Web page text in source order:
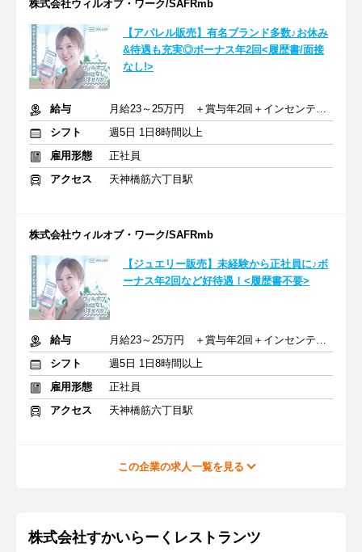
株式会社ウィルオブ・ワーク/SAFRmb
【アパレル販売】有名ブランド多数♪お休み
&待遇も充実◎ボーナス年2回<履歴書/面接
なし!>
給与
月給23～25万円 ＋賞与年2回＋インセンティブ＋交通費
シフト
週5日 1日8時間以上
雇用形態
正社員
アクセス
天神橋筋六丁目駅
株式会社ウィルオブ・ワーク/SAFRmb
【ジュエリー販売】未経験から正社員に♪ボ
ーナス年2回など好待遇！<履歴書不要>
給与
月給23～25万円 ＋賞与年2回＋インセンティブ＋交通費
シフト
週5日 1日8時間以上
雇用形態
正社員
アクセス
天神橋筋六丁目駅
この企業の求人一覧を見る
株式会社すかいらーくレストランツ